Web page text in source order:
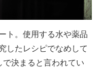
ト。使用する水や薬品
したレシピでなめして
決まると言われてい